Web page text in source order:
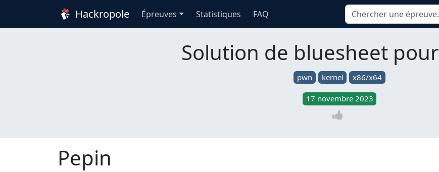
Hackropole Épreuves Statistiques FAQ
Solution de bluesheet pour
pwn kernel x86/x64
17 novembre 2023
Pepin